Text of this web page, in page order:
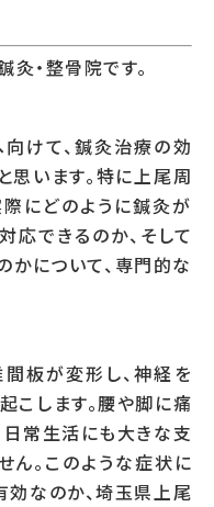
・整骨院です。
けて、鍼灸治療の効
思います。特に上尾周
にどのように鍼灸が
応できるのか、そして
かについて、専門的な
板が変形し、神経を
こします。腰や脚に痛
日常生活にも大きな支
ん。このような症状に
効なのか、埼玉県上尾